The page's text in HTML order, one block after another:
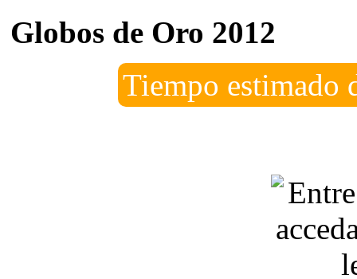
Globos de Oro 2012
Tiempo estimado